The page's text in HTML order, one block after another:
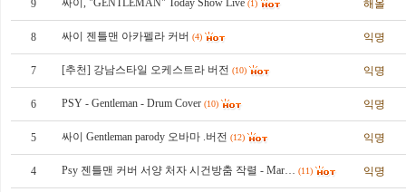
9 싸이, "GENTLEMAN" Today Show Live (1) 해올
8 싸이 젠틀맨 아카펠라 커버 (4) 익명
7 [추천] 강남스타일 오케스트라 버전 (10) 익명
6 PSY - Gentleman - Drum Cover (10) 익명
5 싸이 Gentleman parody 오바마 .버전 (12) 익명
4 Psy 젠틀맨 커버 서양 처자 시건방춤 작렬 - Mar… (11) 익명